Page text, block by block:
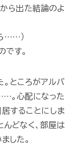
ら出た結論のよ
……）
です。
ところがアルバ
。心配になった
することにしま
んどなく、部屋は
した。